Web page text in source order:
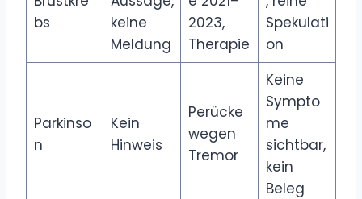
bs
keine
Meldung
2023,
Therapie
Spekulati
on
Parkinso
n
Kein
Hinweis
Perücke
wegen
Tremor
Keine
Sympto
me
sichtbar,
kein
Beleg